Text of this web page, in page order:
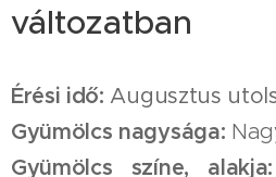
változatban
Érési idő: Augusztus
Gyümölcs nagysága:
Gyümölcs színe, alakja: